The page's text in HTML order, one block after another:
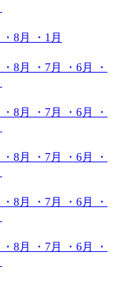
・8月
・1月
・8月 ・7月 ・6月
・
・8月 ・7月 ・6月
・
・8月 ・7月 ・6月
・
・8月 ・7月 ・6月
・
・8月 ・7月 ・6月
・